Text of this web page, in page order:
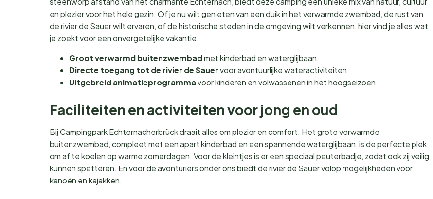
en plezier voor het hele gezin. Of je nu wilt genieten van een duik in het verwarmde zwembad, de rust van
de rivier de Sauer wilt ervaren, of de historische steden in de omgeving wilt verkennen, hier vind je alles wat
je zoekt voor een onvergetelijke vakantie.
Groot verwarmd buitenzwembadmet kinderbad en waterglijbaan
Directe toegang tot de rivier de Sauervoor avontuurlijke wateractiviteiten
Uitgebreid animatieprogrammavoor kinderen en volwassenen in het hoogseizoen
Faciliteiten en activiteiten voor jong en oud
Bij Campingpark Echternacherbrück draait alles om plezier en comfort. Het grote verwarmde
buitenzwembad, compleet met een apart kinderbad en een spannende waterglijbaan, is de perfecte plek
om af te koelen op warme zomerdagen. Voor de kleintjes is er een speciaal peuterbadje, zodat ook zij veilig
kunnen spetteren. En voor de avonturiers onder ons biedt de rivier de Sauer volop mogelijkheden voor
kanoën en kajakken.